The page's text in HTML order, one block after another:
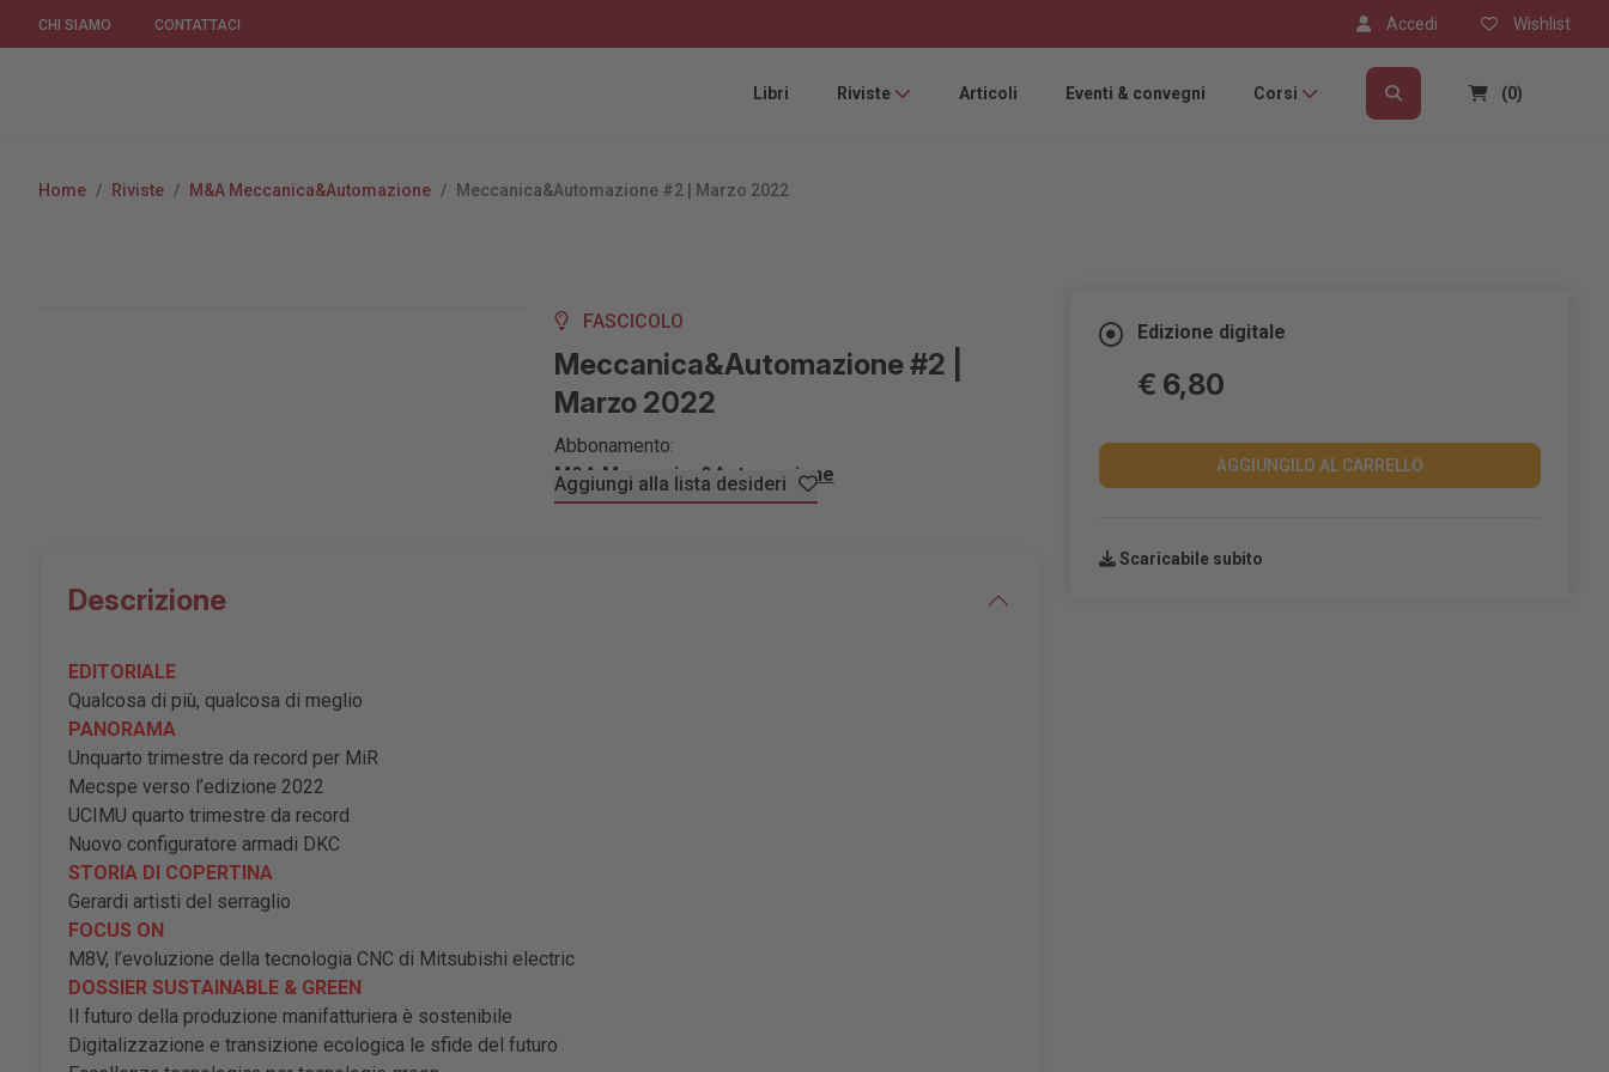
CHI SIAMO CONTATTACI Accedi Wishlist
Libri Riviste Articoli Eventi & convegni Corsi (0)
Home / Riviste / M&A Meccanica&Automazione / Meccanica&Automazione #2 | Marzo 2022
FASCICOLO
Meccanica&Automazione #2 |
Marzo 2022
Abbonamento:
M&A Meccanica&Automazione
Aggiungi alla lista desideri
Descrizione
EDITORIALE
Qualcosa di più, qualcosa di meglio
PANORAMA
Unquarto trimestre da record per MiR
Mecspe verso l’edizione 2022
UCIMU quarto trimestre da record
Nuovo configuratore armadi DKC
STORIA DI COPERTINA
Gerardi artisti del serraglio
FOCUS ON
M8V, l’evoluzione della tecnologia CNC di Mitsubishi electric
DOSSIER SUSTAINABLE & GREEN
Il futuro della produzione manifatturiera è sostenibile
Digitalizzazione e transizione ecologica le sfide del futuro
Edizione digitale
€ 6,80
AGGIUNGILO AL CARRELLO
Scaricabile subito